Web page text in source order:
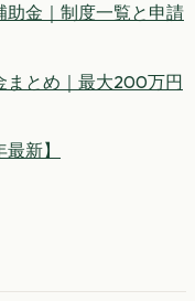
助金｜制度一覧と申請
まとめ｜最大200万円
新】